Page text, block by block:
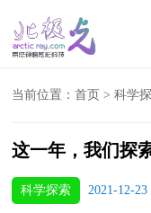
当前位置：首页 >科学
这一年，我们探
科学探索 2021-12-23